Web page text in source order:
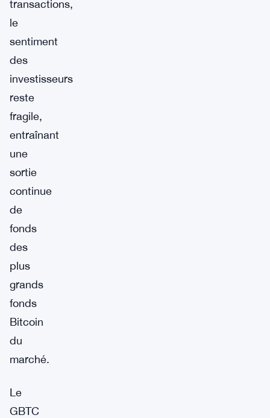
transactions,
le
sentiment
des
investisseurs
reste
fragile,
entraînant
une
sortie
continue
de
fonds
des
plus
grands
fonds
Bitcoin
du
marché.
Le
GBTC